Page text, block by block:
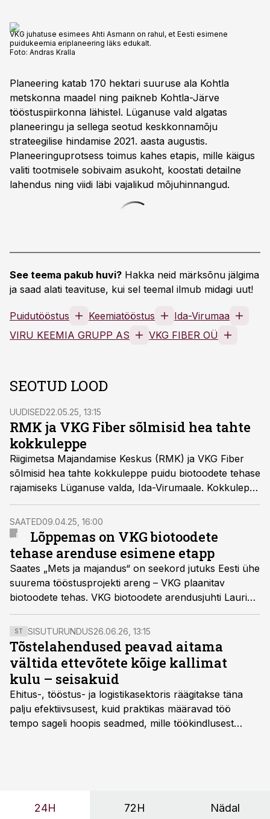
VKG juhatuse esimees Ahti Asmann on rahul, et Eesti esimene
puidukeemia eriplaneering läks edukalt.
Foto: Andras Kralla
Planeering katab 170 hektari suuruse ala Kohtla
metskonna maadel ning paikneb Kohtla-Järve
tööstuspiirkonna lähistel. Lüganuse vald algatas
planeeringu ja sellega seotud keskkonnamõju
strateegilise hindamise 2021. aasta augustis.
Planeeringuprotsess toimus kahes etapis, mille käigus
valiti tootmisele sobivaim asukoht, koostati detailne
lahendus ning viidi läbi vajalikud mõjuhinnangud.
See teema pakub huvi? Hakka neid märksõnu jälgima
ja saad alati teavituse, kui sel teemal ilmub midagi uut!
Puidutööstus Keemiatööstus
Ida-Virumaa
VIRU KEEMIA GRUPP AS
VKG FIBER OÜ
SEOTUD LOOD
UUDISED22.05.25, 13:15
RMK ja VKG Fiber sõlmisid hea tahte
kokkuleppe
Riigimetsa Majandamise Keskus (RMK) ja VKG Fiber
sõlmisid hea tahte kokkuleppe puidu biotoodete tehase
rajamiseks Lüganuse valda, Ida-Virumaale. Kokkulepe
on aluseks 170 hektari suurusele riigimaale
hoonestusõiguse seadmiseks ja loob eeldused tehase
arenduse jätkamiseks.
SAATED09.04.25, 16:00
Lõppemas on VKG biotoodete
tehase arenduse esimene etapp
Saates „Mets ja majandus“ on seekord jutuks Eesti ühe
suurema tööstusprojekti areng – VKG plaanitav
biotoodete tehas. VKG biotoodete arendusjuhti Lauri
Raidi sõnul on projekt jõudnud esimese olulise etapi
lõppu.
ST SISUTURUNDUS26.06.26, 13:15
Tõstelahendused peavad aitama
vältida ettevõtete kõige kallimat
kulu – seisakuid
Ehitus-, tööstus- ja logistikasektoris räägitakse täna
palju efektiivsusest, kuid praktikas määravad töö
tempo sageli hoopis seadmed, mille töökindlusest
24H 72H Nädal